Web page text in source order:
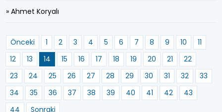
» Ahmet Koryalı
Önceki 1 2 3 4 5 6 7 8 9 10
11
12
13 14 15 16 17 18 19 20 21
22
23
24 25 26 27 28 29 30 31 32
33
34
35 36 37 38 39 40 41 42
43
44
Sonraki